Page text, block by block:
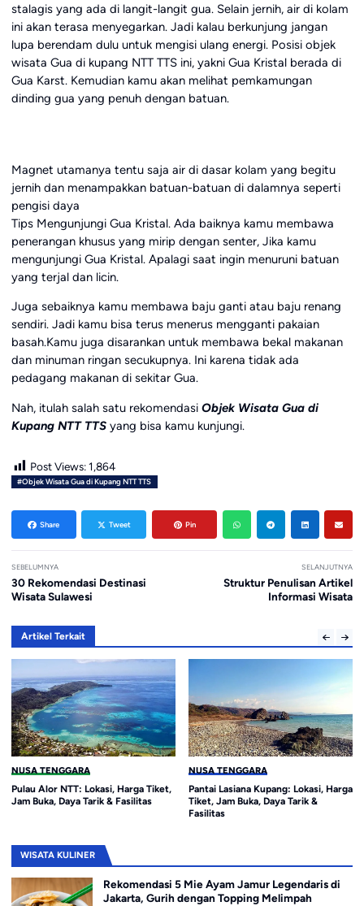
stalagis yang ada di langit-langit gua. Selain jernih, air di kolam
ini akan terasa menyegarkan. Jadi kalau berkunjung jangan
lupa berendam dulu untuk mengisi ulang energi. Posisi objek
wisata Gua di kupang NTT TTS ini, yakni Gua Kristal berada di
Gua Karst. Kemudian kamu akan melihat pemkamungan
dinding gua yang penuh dengan batuan.
Magnet utamanya tentu saja air di dasar kolam yang begitu
jernih dan menampakkan batuan-batuan di dalamnya seperti
pengisi daya
Tips Mengunjungi Gua Kristal. Ada baiknya kamu membawa
penerangan khusus yang mirip dengan senter, Jika kamu
mengunjungi Gua Kristal. Apalagi saat ingin menuruni batuan
yang terjal dan licin.
Juga sebaiknya kamu membawa baju ganti atau baju renang
sendiri. Jadi kamu bisa terus menerus mengganti pakaian
basah.Kamu juga disarankan untuk membawa bekal makanan
dan minuman ringan secukupnya. Ini karena tidak ada
pedagang makanan di sekitar Gua.
Nah, itulah salah satu rekomendasi Objek Wisata Gua di
Kupang NTT TTSyang bisa kamu kunjungi.
Post Views: 1,864
#Objek Wisata Gua di Kupang NTT TTS
Share Tweet Pin
SEBELUMNYA
30 Rekomendasi Destinasi
Wisata Sulawesi
SELANJUTNYA
Struktur Penulisan Artikel
Informasi Wisata
Artikel Terkait
NUSA TENGGARA
Pulau Alor NTT: Lokasi, Harga Tiket,
Jam Buka, Daya Tarik & Fasilitas
NUSA TENGGARA
Pantai Lasiana Kupang: Lokasi, Harga
Tiket, Jam Buka, Daya Tarik &
Fasilitas
WISATA KULINER
Rekomendasi 5 Mie Ayam Jamur Legendaris di
Jakarta, Gurih dengan Topping Melimpah